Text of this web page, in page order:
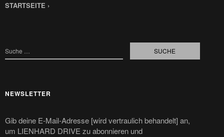
STARTSEITE ›
NEWSLETTER
Gib deine E-Mail-Adresse [wird vertraulich behandelt] an,
um LIENHARD DRIVE zu abonnieren und